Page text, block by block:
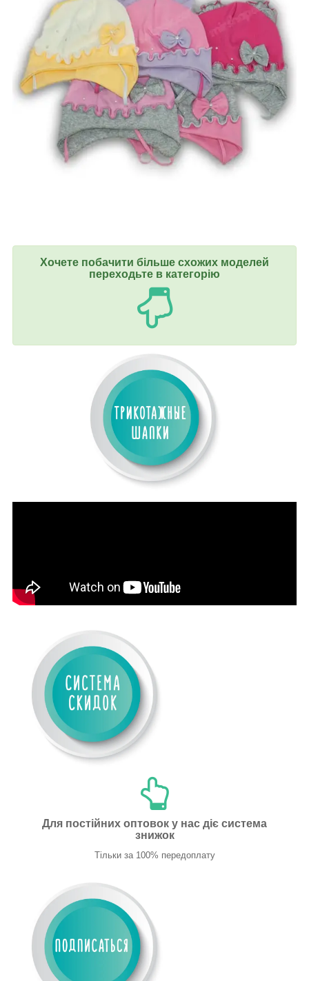
Хочете побачити більше схожих моделей
переходьте в категорію
Для постійних оптовок у нас діє система
знижок
Тільки за 100% передоплату